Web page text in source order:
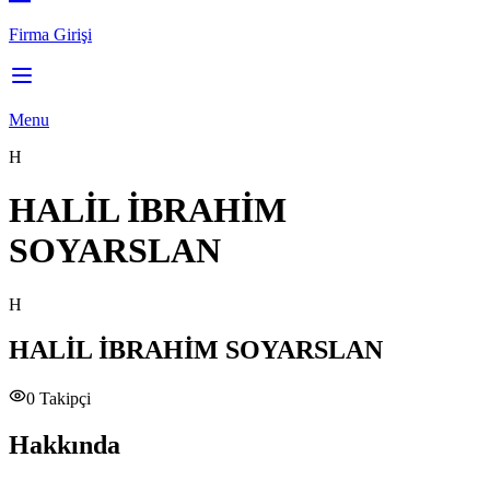
Firma Girişi
Menu
H
HALİL İBRAHİM
SOYARSLAN
H
HALİL İBRAHİM SOYARSLAN
0 Takipçi
Hakkında